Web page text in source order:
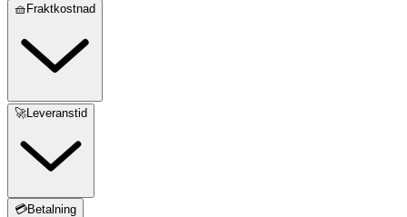
🧺Fraktkostnad
🚀Leveranstid
💳Betalning